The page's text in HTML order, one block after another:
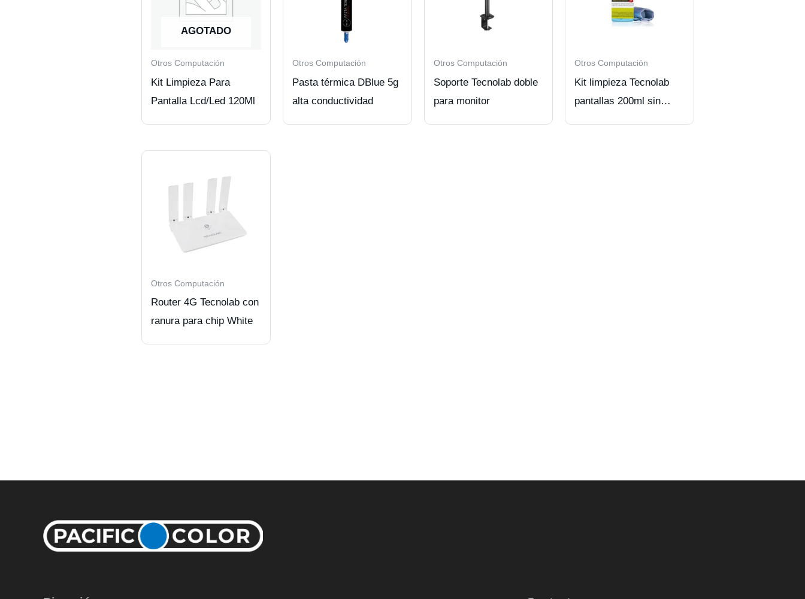
AGOTADO
Otros Computación
Kit Limpieza Para
Pantalla Lcd/Led 120Ml
Otros Computación
Pasta térmica DBlue 5g
alta conductividad
Otros Computación
Soporte Tecnolab doble
para monitor
Otros Computación
Kit limpieza Tecnolab
pantallas 200ml sin
Otros Computación
Router 4G Tecnolab con
ranura para chip White